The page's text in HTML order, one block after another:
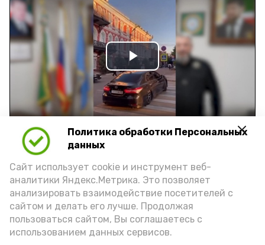
Политика обработки Персональных
данных
Сайт использует cookie и инструмент веб-
аналитики Яндекс.Метрика. Это позволяет
анализировать взаимодействие посетителей с
сайтом и делать его лучше. Продолжая
пользоваться сайтом, Вы соглашаетесь с
использованием данных сервисов.
Play
Video
Видео: управление пресс-службы и информации
администрации губернатора АО
год единства народов закон